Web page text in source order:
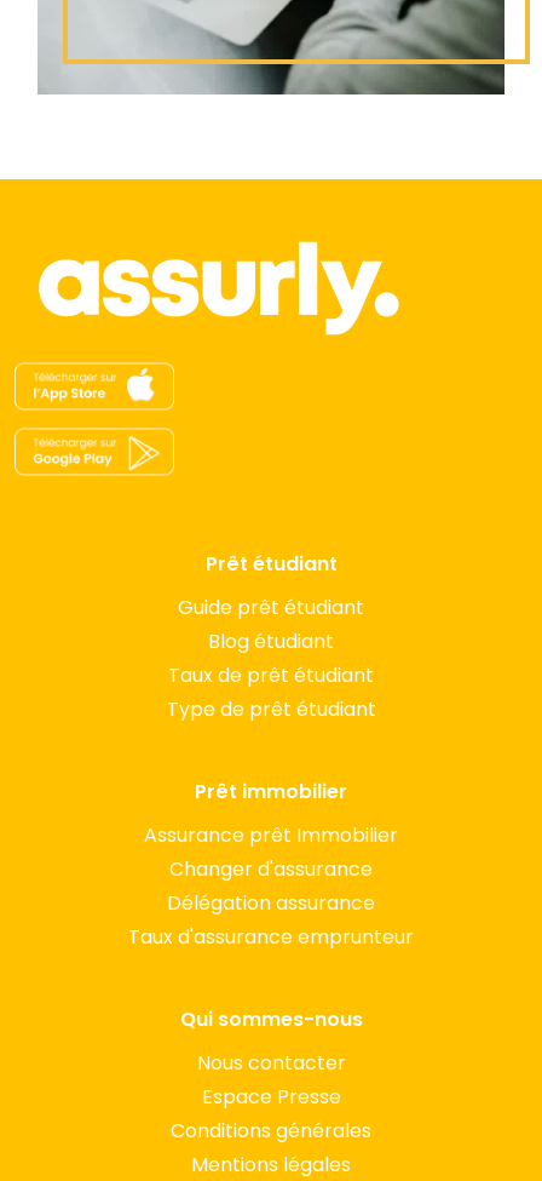
Prêt étudiant
Guide prêt étudiant
Blog étudiant
Taux de prêt étudiant
Type de prêt étudiant
Prêt immobilier
Assurance prêt Immobilier
Changer d'assurance
Délégation assurance
Taux d'assurance emprunteur
Qui sommes-nous
Nous contacter
Espace Presse
Conditions générales
Mentions légales